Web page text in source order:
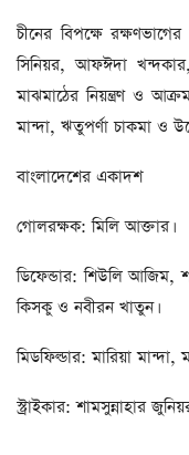
চীনের বিপক্ষে
সিনিয়র, আফঈদা
মাঝমাঠের নিয়ন্ত্রণ ও
মান্দা, ঋতুপর্ণা চাকমা ও
বাংলাদেশের একাদশ
গোলরক্ষক: মিলি আক্তার।
ডিফেন্ডার: শিউলি আজিম,
কিসকু ও নবীরন খাতুন।
মিডফিল্ডার: মারিয়া
স্ট্রাইকার: শামসুন্নাহার